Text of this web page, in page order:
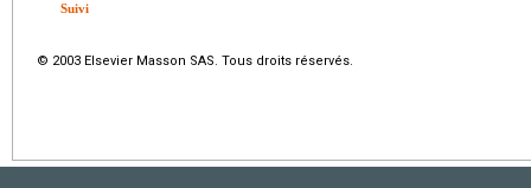
Suivi
© 2003 Elsevier Masson SAS. Tous droits réservés.